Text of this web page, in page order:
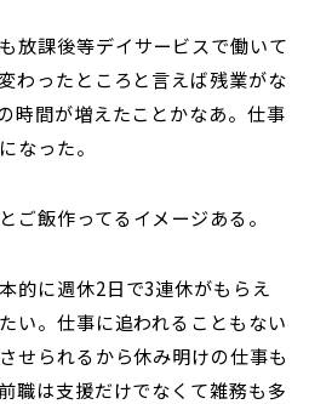
放課後等デイサービスで働いて
わったところと言えば残業がな
時間が増えたことかなあ。仕事
なった。
ご飯作ってるイメージある。
的に週休2日で3連休がもらえ
い。仕事に追われることもない
せられるから休み明けの仕事も
職は支援だけでなくて雑務も多